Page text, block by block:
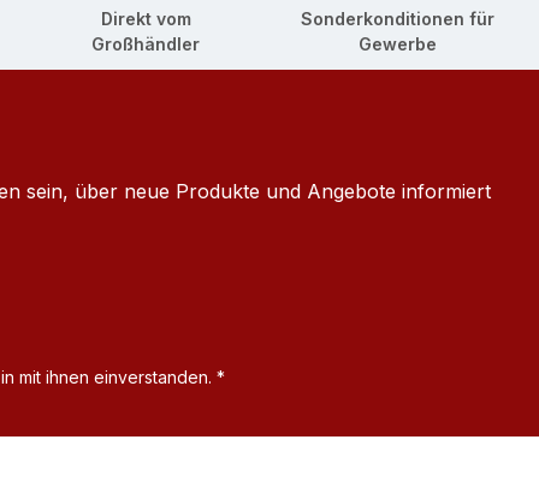
Direkt vom
Großhändler
Sonderkonditionen für
Gewerbe
sein, über neue Produkte und Angebote informiert
mit ihnen einverstanden. *